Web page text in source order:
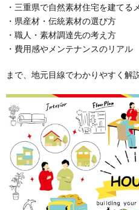
・三重県で自然素材住宅を建てる
・県産材・伝統素材の選び方
・職人・素材調達先の考え方
・費用感やメンテナンスのリアル
まで、地元目線でわかりやすく解